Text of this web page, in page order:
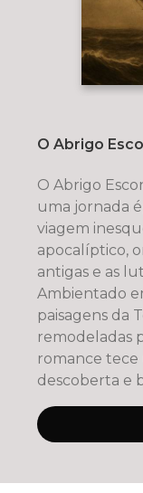
O Abrigo
O Abrigo
uma jornada
viagem
apocalíptico,
antigas e as
Ambientado
paisagens da
remodeladas
romance tece
descoberta e